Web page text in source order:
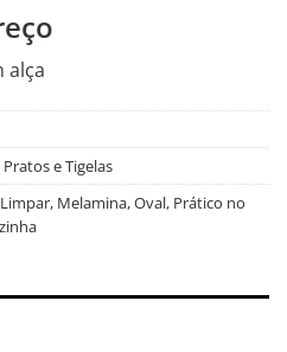
alça
Pratos e Tigelas
, Melamina,Oval, Prático no